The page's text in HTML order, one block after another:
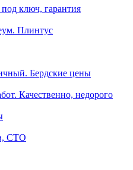
ключ, гарантия
Плинтус
Бердские цены
Качественно, недорого
СТО